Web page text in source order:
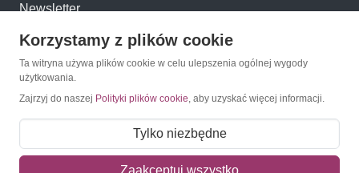
Newsletter
Konto
Moje konto
Mój koszyk
Korzystamy z plików cookie
Ta witryna używa plików cookie w celu ulepszenia ogólnej wygody
użytkowania.
Zajrzyj do naszej Polityki plików cookie, aby uzyskać więcej informacji.
Tylko niezbędne